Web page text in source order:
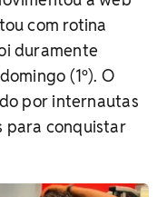
com rotina
duramente
(1º). O
por internautas
para conquistar